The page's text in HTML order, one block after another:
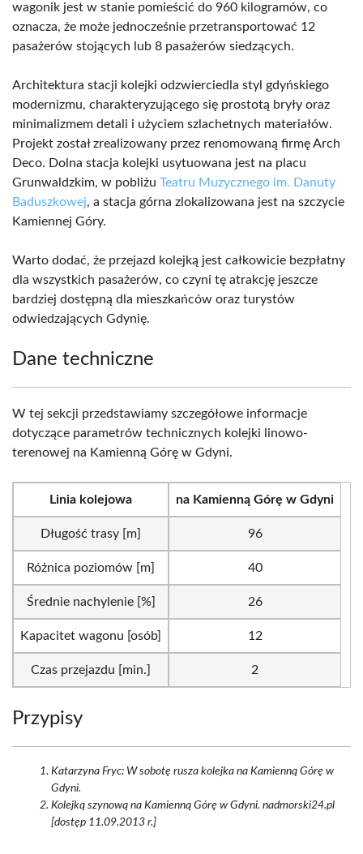
wagonik jest w stanie pomieścić do 960 kilogramów, co
oznacza, że może jednocześnie przetransportować 12
pasażerów stojących lub 8 pasażerów siedzących.
Architektura stacji kolejki odzwierciedla styl gdyńskiego
modernizmu, charakteryzującego się prostotą bryły oraz
minimalizmem detali i użyciem szlachetnych materiałów.
Projekt został zrealizowany przez renomowaną firmę Arch
Deco. Dolna stacja kolejki usytuowana jest na placu
Grunwaldzkim, w pobliżu Teatru Muzycznego im. Danuty
Baduszkowej, a stacja górna zlokalizowana jest na szczycie
Kamiennej Góry.
Warto dodać, że przejazd kolejką jest całkowicie bezpłatny
dla wszystkich pasażerów, co czyni tę atrakcję jeszcze
bardziej dostępną dla mieszkańców oraz turystów
odwiedzających Gdynię.
Dane techniczne
W tej sekcji przedstawiamy szczegółowe informacje
dotyczące parametrów technicznych kolejki linowo-
terenowej na Kamienną Górę w Gdyni.
Linia kolejowa na Kamienną Górę w Gdyni
Długość trasy [m] 96
Różnica poziomów [m] 40
Średnie nachylenie [%] 26
Kapacitet wagonu [osób] 12
Czas przejazdu [min.] 2
Przypisy
Katarzyna Fryc: W sobotę rusza kolejka na Kamienną Górę w
Gdyni.
Kolejką szynową na Kamienną Górę w Gdyni. nadmorski24.pl
[dostęp 11.09.2013 r.]